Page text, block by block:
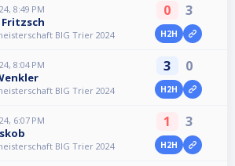
8:49 PM
Fritzsch
BIG Trier 2024
0 3
H2H
8:04 PM
BIG Trier 2024
3 0
H2H
6:07 PM
BIG Trier 2024
1 3
H2H